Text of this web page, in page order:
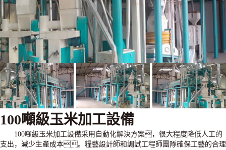
100噸級玉米加工設備
100噸級玉米加工設備采用自動化解決方案，很大程度降低人工的
支出，減少生產成本。糧藝設計師和調試工程師團隊確保工藝的合理